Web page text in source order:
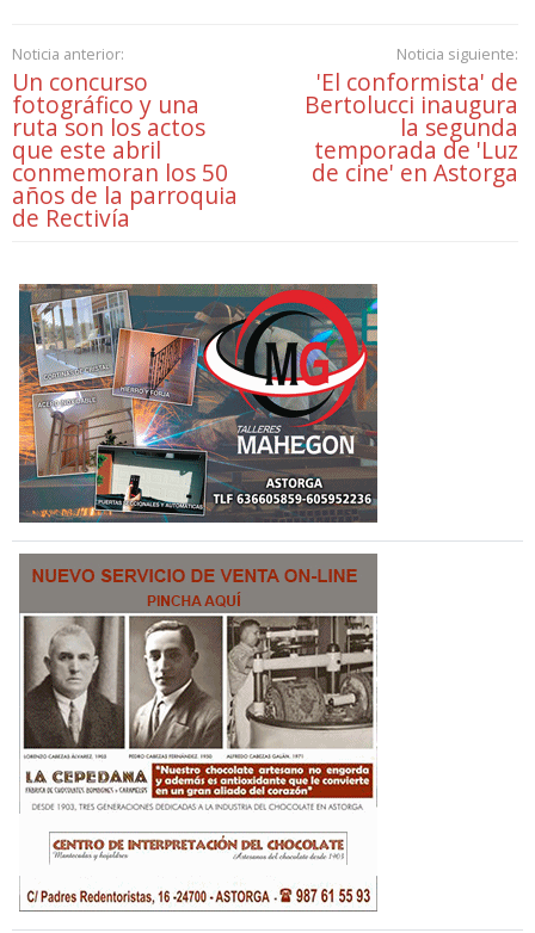
Noticia anterior:
Un concurso
fotográfico y una
ruta son los actos
que este abril
conmemoran los 50
años de la parroquia
de Rectivía
Noticia siguiente:
'El conformista' de
Bertolucci inaugura
la segunda
temporada de 'Luz
de cine' en Astorga